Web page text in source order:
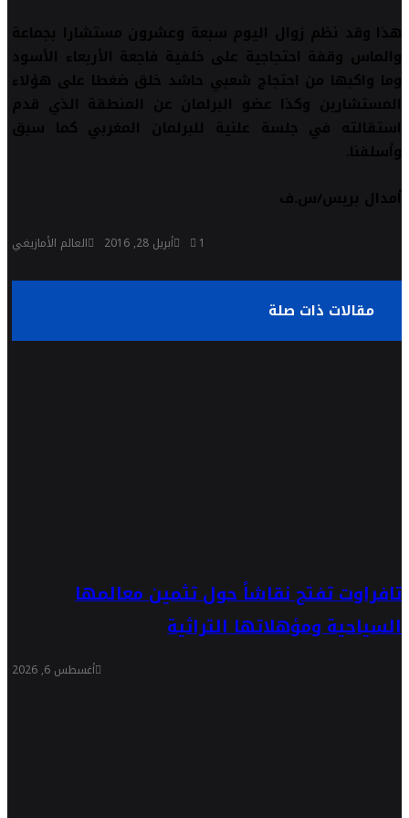
هذا وقد نظم زوال اليوم سبعة وعشرون مستشارا بجماعة
والماس وقفة احتجاجية على خلفية فاجعة الأربعاء الأسود
وما واكبها من احتجاج شعبي حاشد خلق ضغطا على هؤلاء
المستشارين وكذا عضو البرلمان عن المنطقة الذي قدم
استقالته في جلسة علنية للبرلمان المغربي كما سبق
وأسلفنا.
أمدال بريس/س.ف
العالم الأمازيغي أبريل 28, 2016 1
مقالات ذات صلة
تافراوت تفتح نقاشاً حول تثمين معالمها
السياحية ومؤهلاتها التراثية
أغسطس 6, 2026